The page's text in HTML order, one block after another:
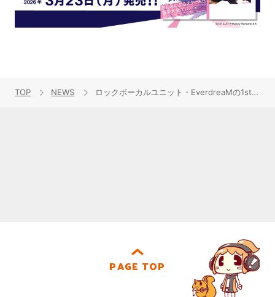
TOP NEWS ロックボーカルユニット・EverdreaMの1stアルバム『NO FRAME』7月30日発売決定！リード曲「MOA FREN」はシンガー・ソングライターの矢井田 瞳作詞作曲！
PAGE TOP